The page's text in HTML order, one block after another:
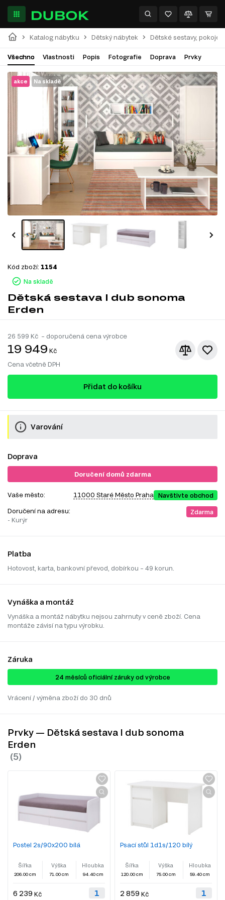
Katalog nábytku Dětský nábytek Dětské sestavy, pokoje
Všechno Vlastnosti Popis Fotografie Doprava Prvky
akce Na skladě
Na skladě
Kód zboží: 1154
Dětská sestava I dub sonoma
Erden
26 599 Kč – doporučená cena výrobce
19 949 Kč
Cena včetně DPH
Přidat do košíku
Varování
Doprava
Doručení domů zdarma
Vaše město: 11000 Staré Město Praha Navštivte obchod
Doručení na adresu:
- Kurýr
Zdarma
Platba
Hotovost, karta, bankovní převod, dobírkou – 49 korun.
Vynáška a montáž
Vynáška a montáž nábytku nejsou zahrnuty v ceně zboží. Cena
montáže závisí na typu výrobku.
Záruka
24 ​​​​měsíců oficiální záruky od výrobce
Vrácení / výměna zboží do 30 dnů
Prvky — Dětská sestava I dub sonoma
Erden
Postel 2s/90x200 bílá
Šířka
206.00 cm
Výška
71.00 cm
Hloubka
94.40 cm
6 239 Kč
Psací stůl 1d1s/120 bílý
Šířka
120.00 cm
Výška
75.00 cm
Hloubka
59.40 cm
2 859 Kč